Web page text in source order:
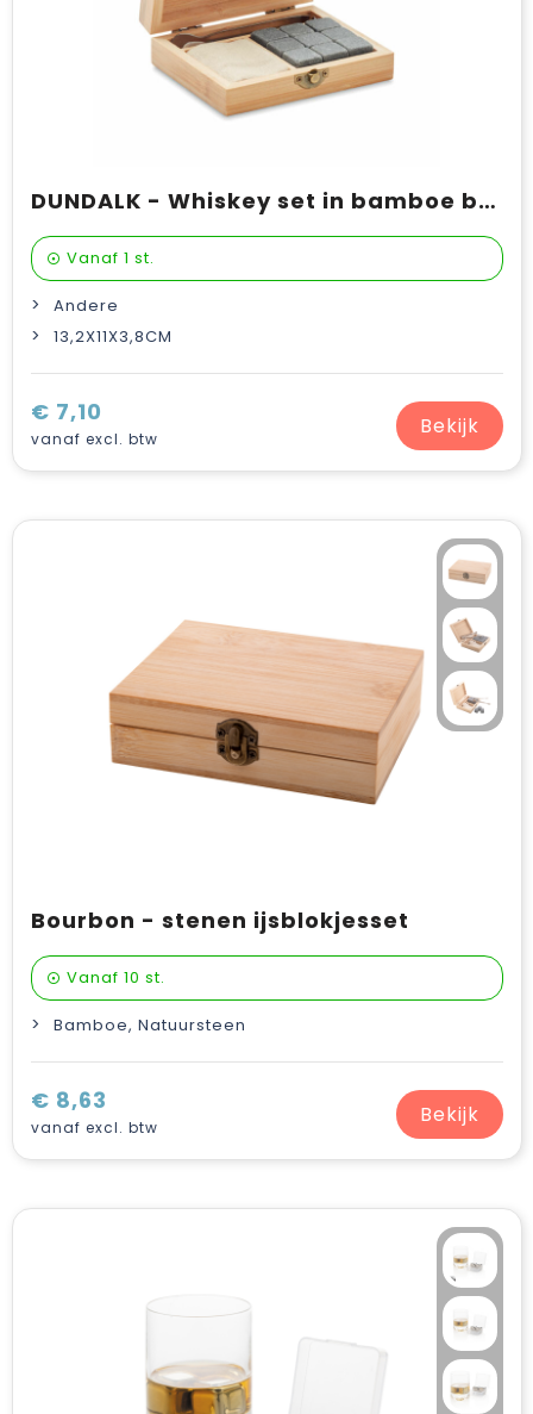
DUNDALK - Whiskey set in bamboe box
Vanaf 1 st.
Andere
13,2X11X3,8CM
€ 7,10
vanaf excl. btw Bekijk
Bourbon - stenen ijsblokjesset
Vanaf 10 st.
Bamboe, Natuursteen
€ 8,63
vanaf excl. btw Bekijk